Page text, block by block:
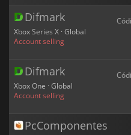
Difmark
Xbox Series X · Global
Account selling
Difmark
Xbox One · Global
Account selling
PcComponentes